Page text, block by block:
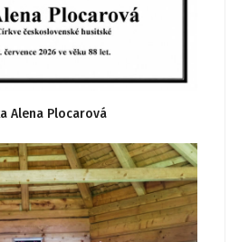
Alena Plocarová